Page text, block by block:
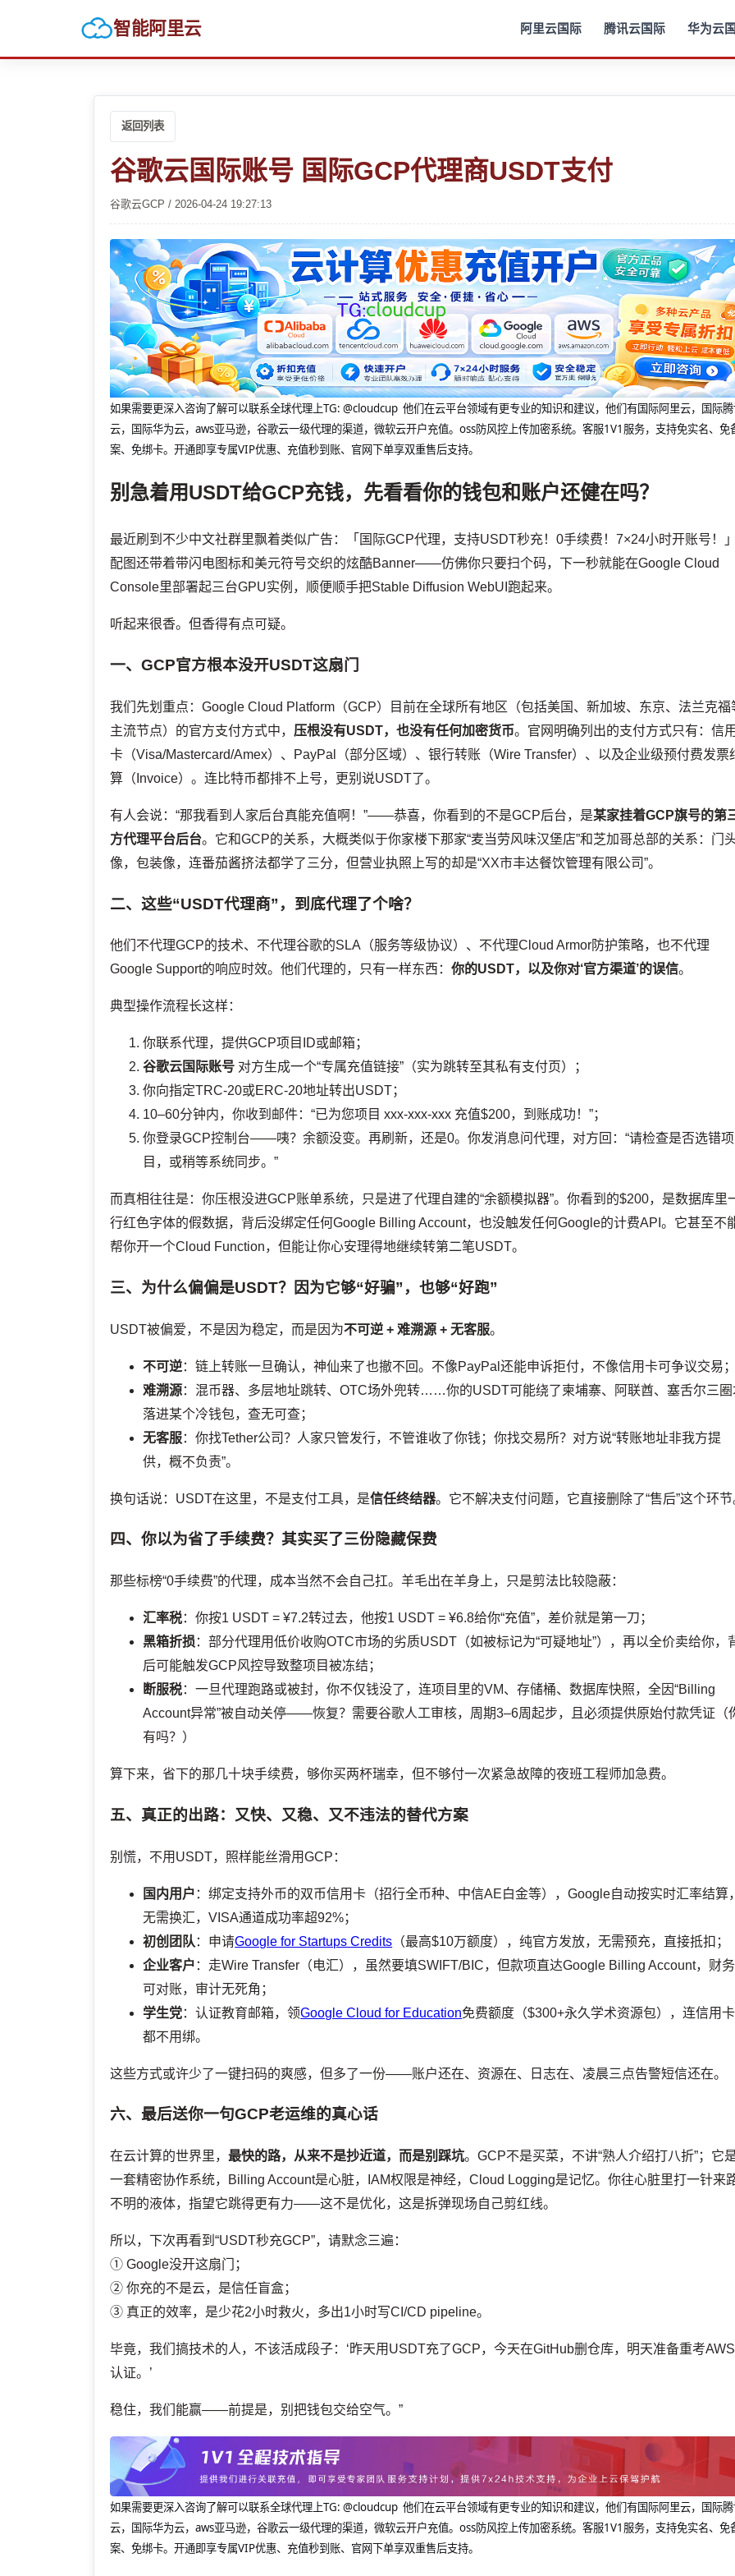
智能阿里云 阿里云国际 腾讯云国际 华为云
返回列表
谷歌云国际账号 国际GCP代理商USDT支付
谷歌云GCP / 2026-04-24 19:27:13
如果需要更深入咨询了解可以联系全球代理上TG: @cloudcup 他们在云平台领域有更专业的知识和建议，他们有国际阿里云，国际
云，国际华为云，aws亚马逊，谷歌云一级代理的渠道，微软云开户充值。oss防风控上传加密系统。客服1V1服务，支持免实名、免
案、免绑卡。开通即享专属VIP优惠、充值秒到账、官网下单享双重售后支持。
别急着用USDT给GCP充钱，先看看你的钱包和账户还健在吗？
最近刷到不少中文社群里飘着类似广告：「国际GCP代理，支持USDT秒充！0手续费！7×24小时开账号！」
配图还带着带闪电图标和美元符号交织的炫酷Banner——仿佛你只要扫个码，下一秒就能在Google Cloud
Console里部署起三台GPU实例，顺便顺手把Stable Diffusion WebUI跑起来。
听起来很香。但香得有点可疑。
一、GCP官方根本没开USDT这扇门
我们先划重点：Google Cloud Platform（GCP）目前在全球所有地区（包括美国、新加坡、东京、法兰克福
主流节点）的官方支付方式中， 压根没有USDT，也没有任何加密货币。官网明确列出的支付方式只有：信用
卡（Visa/Mastercard/Amex）、PayPal（部分区域）、银行转账（Wire Transfer）、以及企业级预付费发票
算（Invoice）。连比特币都排不上号，更别说USDT了。
有人会说：“那我看到人家后台真能充值啊！”——恭喜，你看到的不是GCP后台，是某家挂着GCP旗号的第
方代理平台后台。它和GCP的关系，大概类似于你家楼下那家“麦当劳风味汉堡店”和芝加哥总部的关系：门
像，包装像，连番茄酱挤法都学了三分，但营业执照上写的却是“XX市丰达餐饮管理有限公司”。
二、这些“USDT代理商”，到底代理了个啥？
他们不代理GCP的技术、不代理谷歌的SLA（服务等级协议）、不代理Cloud Armor防护策略，也不代理
Google Support的响应时效。他们代理的，只有一样东西：你的USDT，以及你对‘官方渠道’的误信。
典型操作流程长这样：
你联系代理，提供GCP项目ID或邮箱；
谷歌云国际账号 对方生成一个“专属充值链接”（实为跳转至其私有支付页）；
你向指定TRC-20或ERC-20地址转出USDT；
10–60分钟内，你收到邮件：“已为您项目 xxx-xxx-xxx 充值$200，到账成功！”；
你登录GCP控制台——咦？余额没变。再刷新，还是0。你发消息问代理，对方回：“请检查是否选错项
目，或稍等系统同步。”
而真相往往是：你压根没进GCP账单系统，只是进了代理自建的“余额模拟器”。你看到的$200，是数据库里
行红色字体的假数据，背后没绑定任何Google Billing Account，也没触发任何Google的计费API。它甚至不
帮你开一个Cloud Function，但能让你心安理得地继续转第二笔USDT。
三、为什么偏偏是USDT？因为它够“好骗”，也够“好跑”
USDT被偏爱，不是因为稳定，而是因为不可逆 + 难溯源 + 无客服。
不可逆：链上转账一旦确认，神仙来了也撤不回。不像PayPal还能申诉拒付，不像信用卡可争议交易；
难溯源：混币器、多层地址跳转、OTC场外兜转……你的USDT可能绕了柬埔寨、阿联酋、塞舌尔三圈
落进某个冷钱包，查无可查；
无客服：你找Tether公司？人家只管发行，不管谁收了你钱；你找交易所？对方说“转账地址非我方提
供，概不负责”。
换句话说：USDT在这里，不是支付工具，是信任终结器。它不解决支付问题，它直接删除了“售后”这个环节
四、你以为省了手续费？其实买了三份隐藏保费
那些标榜“0手续费”的代理，成本当然不会自己扛。羊毛出在羊身上，只是剪法比较隐蔽：
汇率税：你按1 USDT = ¥7.2转过去，他按1 USDT = ¥6.8给你“充值”，差价就是第一刀；
黑箱折损 ：部分代理用低价收购OTC市场的劣质USDT（如被标记为“可疑地址”），再以全价卖给你，
后可能触发GCP风控导致整项目被冻结；
断服税：一旦代理跑路或被封，你不仅钱没了，连项目里的VM、存储桶、数据库快照，全因“Billing
Account异常”被自动关停——恢复？需要谷歌人工审核，周期3–6周起步，且必须提供原始付款凭证（
有吗？）
算下来，省下的那几十块手续费，够你买两杯瑞幸，但不够付一次紧急故障的夜班工程师加急费。
五、真正的出路：又快、又稳、又不违法的替代方案
别慌，不用USDT，照样能丝滑用GCP：
国内用户 ：绑定支持外币的双币信用卡（招行全币种、中信AE白金等），Google自动按实时汇率结算，
无需换汇，VISA通道成功率超92%；
初创团队 ：申请Google for Startups Credits （最高$10万额度），纯官方发放，无需预充，直接抵扣；
企业客户 ：走Wire Transfer（电汇），虽然要填SWIFT/BIC，但款项直达Google Billing Account，财务
可对账，审计无死角；
学生党：认证教育邮箱，领Google Cloud for Education免费额度（$300+永久学术资源包），连信用卡
都不用绑。
这些方式或许少了一键扫码的爽感，但多了一份——账户还在、资源在、日志在、凌晨三点告警短信还在。
六、最后送你一句GCP老运维的真心话
在云计算的世界里，最快的路，从来不是抄近道，而是别踩坑。GCP不是买菜，不讲“熟人介绍打八折”；它
一套精密协作系统，Billing Account是心脏，IAM权限是神经，Cloud Logging是记忆。你往心脏里打一针来
不明的液体，指望它跳得更有力——这不是优化，这是拆弹现场自己剪红线。
所以，下次再看到“USDT秒充GCP”，请默念三遍：
① Google没开这扇门；
② 你充的不是云，是信任盲盒；
③ 真正的效率，是少花2小时救火，多出1小时写CI/CD pipeline。
毕竟，我们搞技术的人，不该活成段子：‘昨天用USDT充了GCP，今天在GitHub删仓库，明天准备重考AWS
认证。’
稳住，我们能赢——前提是，别把钱包交给空气。”
如果需要更深入咨询了解可以联系全球代理上TG: @cloudcup 他们在云平台领域有更专业的知识和建议，他们有国际阿里云，国际
云，国际华为云，aws亚马逊，谷歌云一级代理的渠道，微软云开户充值。oss防风控上传加密系统。客服1V1服务，支持免实名、免
案、免绑卡。开通即享专属VIP优惠、充值秒到账、官网下单享双重售后支持。